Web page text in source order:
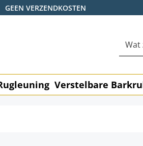
GEEN VERZENDKOSTEN
Verstelbare